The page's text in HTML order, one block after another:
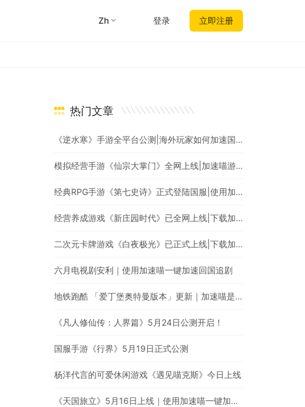
zh 登录 立即注册
热门文章
《逆水寒》手游全平台公测|海外玩家如何加速国服游戏？
模拟经营手游《仙宗大掌门》全网上线|加速喵游戏加速，全网最快
经典RPG手游《第七史诗》正式登陆国服|使用加速喵回国加速爆款游戏随意畅玩
经营养成游戏《新庄园时代》已全网上线|下载加速喵随时随地畅享游戏加速
二次元卡牌游戏《白夜极光》已正式上线|下载加速喵回国加速器一键加速国服游戏
六月电视剧安利｜使用加速喵一键加速回国追剧
地铁跑酷 「爱丁堡奥特曼版本」更新｜加速喵是国服游戏回国加速的最佳选择
《凡人修仙传：人界篇》5月24日公测开启！
国服手游《行界》5月19日正式公测
杨洋代言的可爱休闲游戏《遇见喵克斯》今日上线
《天国旅立》5月16日上线｜使用加速喵一键加速国服